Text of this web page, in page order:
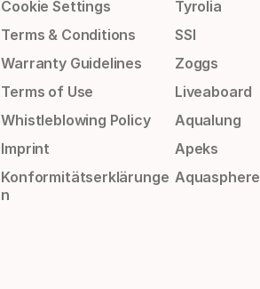
Cookie Settings
Terms & Conditions
Warranty Guidelines
Terms of Use
Whistleblowing Policy
Imprint
Konformitätserklärunge
n
Tyrolia
SSI
Zoggs
Liveaboard
Aqualung
Apeks
Aquasphere